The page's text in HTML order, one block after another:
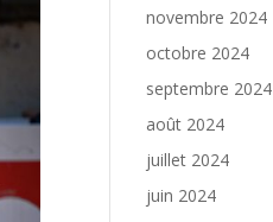
novembre 2024
octobre 2024
septembre 2024
août 2024
juillet 2024
juin 2024